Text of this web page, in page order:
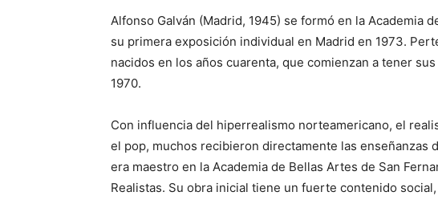
Alfonso Galván (Madrid, 1945) se formó en la Academia
su primera exposición individual en Madrid en 1973.
nacidos en los años cuarenta, que comienzan a tener
1970.
Con influencia del hiperrealismo norteamericano, el
el pop, muchos recibieron directamente las enseñanzas
era maestro en la Academia de Bellas Artes de San
Realistas. Su obra inicial tiene un fuerte contenido